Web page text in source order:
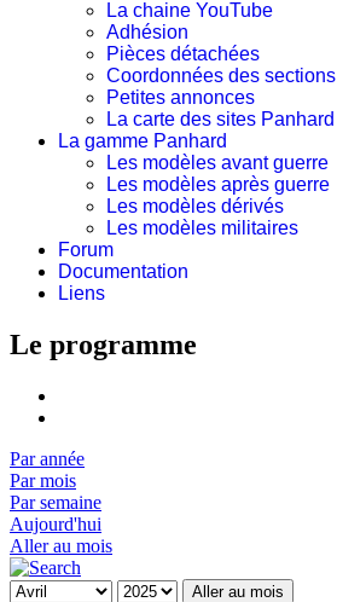
La chaine YouTube
Adhésion
Pièces détachées
Coordonnées des sections
Petites annonces
La carte des sites Panhard
La gamme Panhard
Les modèles avant guerre
Les modèles après guerre
Les modèles dérivés
Les modèles militaires
Forum
Documentation
Liens
Le programme
Par année
Par mois
Par semaine
Aujourd'hui
Aller au mois
Aller au mois